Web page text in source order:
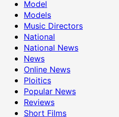
Model
Models
Music Directors
National
National News
News
Online News
Ploitics
Popular News
Reviews
Short Films